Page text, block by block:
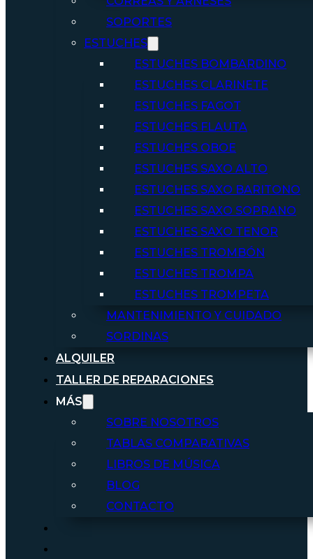
SOPORTES
ESTUCHES
ESTUCHES BOMBARDINO
ESTUCHES CLARINETE
ESTUCHES FAGOT
ESTUCHES FLAUTA
ESTUCHES OBOE
ESTUCHES SAXO ALTO
ESTUCHES SAXO BARITONO
ESTUCHES SAXO SOPRANO
ESTUCHES SAXO TENOR
ESTUCHES TROMBÓN
ESTUCHES TROMPA
ESTUCHES TROMPETA
MANTENIMIENTO Y CUIDADO
SORDINAS
ALQUILER
TALLER DE REPARACIONES
MÁS
SOBRE NOSOTROS
TABLAS COMPARATIVAS
LIBROS DE MÚSICA
BLOG
CONTACTO